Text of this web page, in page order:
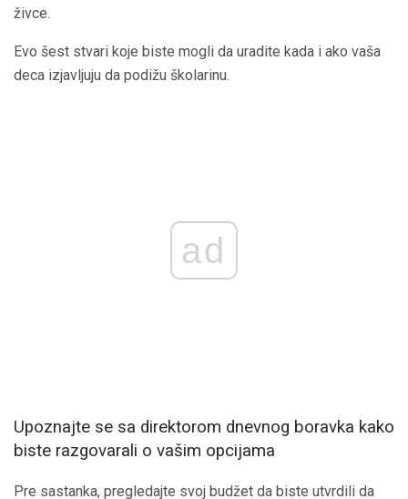
živce.
Evo šest stvari koje biste mogli da uradite kada i ako vaša
deca izjavljuju da podižu školarinu.
ad
Upoznajte se sa direktorom dnevnog boravka kako
biste razgovarali o vašim opcijama
Pre sastanka, pregledajte svoj budžet da biste utvrdili da